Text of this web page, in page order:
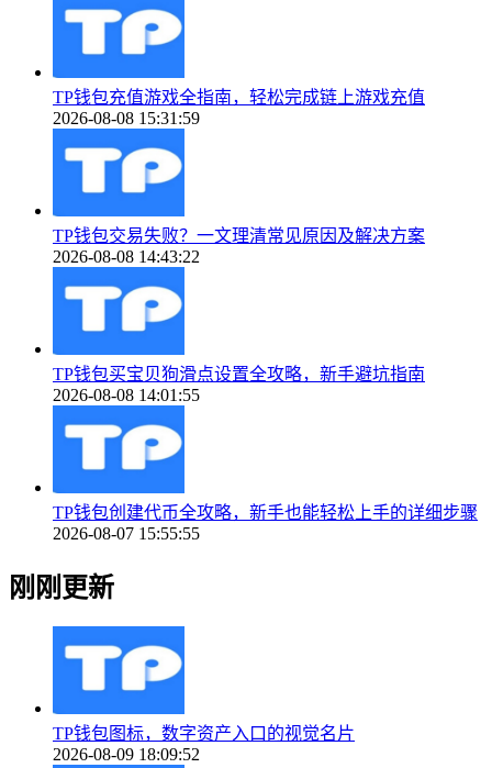
TP钱包充值游戏全指南，轻松完成链上游戏充值
2026-08-08 15:31:59
TP钱包交易失败？一文理清常见原因及解决方案
2026-08-08 14:43:22
TP钱包买宝贝狗滑点设置全攻略，新手避坑指南
2026-08-08 14:01:55
TP钱包创建代币全攻略，新手也能轻松上手的详细步骤
2026-08-07 15:55:55
刚刚更新
TP钱包图标，数字资产入口的视觉名片
2026-08-09 18:09:52